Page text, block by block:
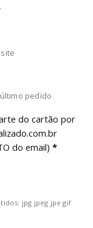
.
pedido
do cartão por
do email) *
jpg jpeg jpe gif